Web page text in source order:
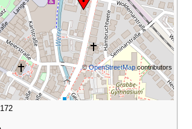
©OpenStreetMap contributors